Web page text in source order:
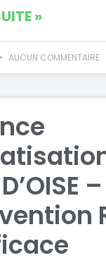
»
AUCUN COMMENTAIRE
–